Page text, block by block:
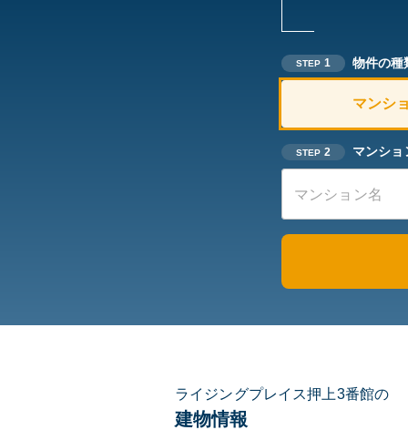
STEP 1 物件の種
マンシ
STEP 2 マンショ
ライジングプレイス押上3番館の
建物情報